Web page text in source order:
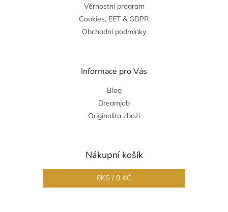
Věrnostní program
Cookies, EET & GDPR
Obchodní podmínky
Informace pro Vás
Blog
Dreamjob
Originalita zboží
Nákupní košík
0KS / 0 KČ